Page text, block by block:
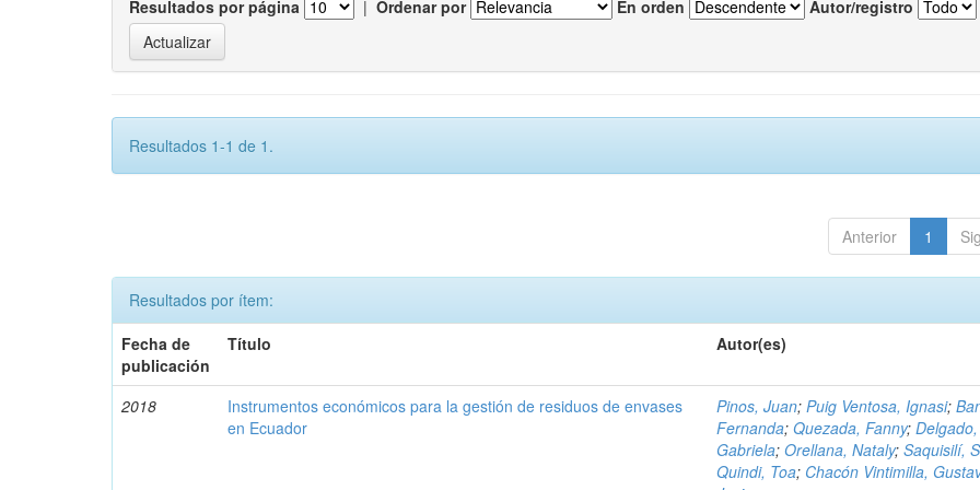
Resultados por página | Ordenar por En orden Autor/registro
Resultados 1-1 de 1.
Anterior 1
Resultados por ítem:
Fecha de
publicación
Título Autor(es)
2018
Instrumentos económicos para la gestión de residuos de envases
en Ecuador
Pinos, Juan;Puig Ventosa, Ignasi;
Fernanda;Quezada, Fanny;Delgado,
Gabriela;Orellana, Nataly;Saquisilí,
Quindi, Toa; Chacón Vintimilla,